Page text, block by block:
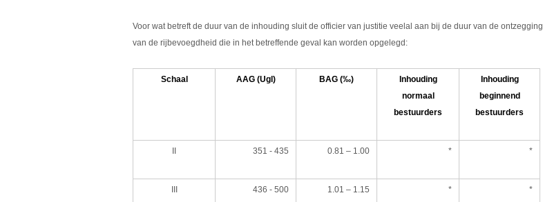
Voor wat betreft de duur van de inhouding sluit de officier van justitie veelal aan bij de duur van de ontzegging
van de rijbevoegdheid die in het betreffende geval kan worden opgelegd:
Schaal AAG (Ugl) BAG (‰)
Inhouding
normaal
bestuurders
Inhouding
beginnend
bestuurders
351 - 435 0.81 – 1.00 * *
436 - 500 1.01 – 1.15 * *